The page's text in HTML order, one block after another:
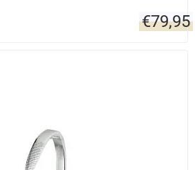
€79,95